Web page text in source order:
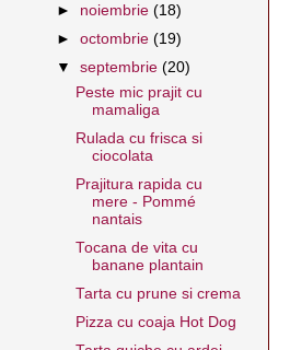
► noiembrie(18)
►octombrie(19)
▼septembrie(20)
Peste mic prajit cu
mamaliga
Rulada cu frisca si
ciocolata
Prajitura rapida cu
mere - Pommé
nantais
Tocana de vita cu
banane plantain
Tarta cu prune si crema
Pizza cu coaja Hot Dog